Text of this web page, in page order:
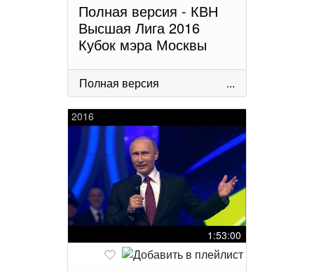
Полная версия - КВН
Высшая Лига 2016
Кубок мэра Москвы
Полная версия ...
2016
1:53:00